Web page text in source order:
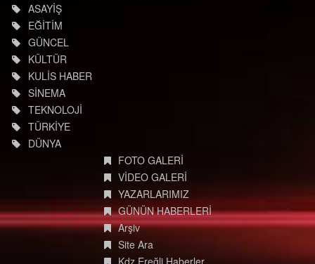
ASAYİŞ
EĞİTİM
GÜNCEL
KÜLTÜR
KULİS HABER
SİNEMA
TEKNOLOJİ
TÜRKİYE
DÜNYA
FOTO GALERİ
VİDEO GALERİ
YAZARLARIMIZ
GÜNÜN HABERLERİ
Arşiv
Site Ara
Kdz.Ereğli Haberler